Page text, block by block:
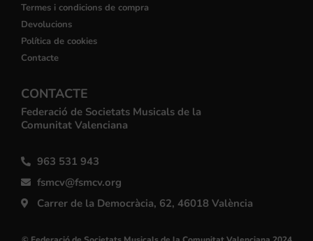
Termes i condicions de compra
Devolucions
Política de cookies
Contacte
CONTACTE
Federació de Societats Musicals de la
Comunitat Valenciana
963 531 943
fsmcv@fsmcv.org
Carrer de la Democràcia, 62, 46018 València